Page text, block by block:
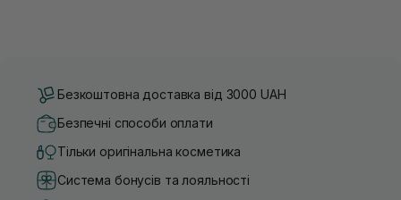
Безкоштовна доставка від 3000 UAH
Безпечні способи оплати
Тільки оригінальна косметика
Система бонусів та лояльності